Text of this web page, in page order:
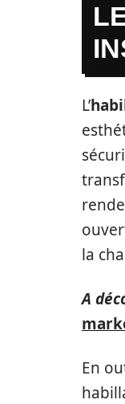
L’
la
A
En